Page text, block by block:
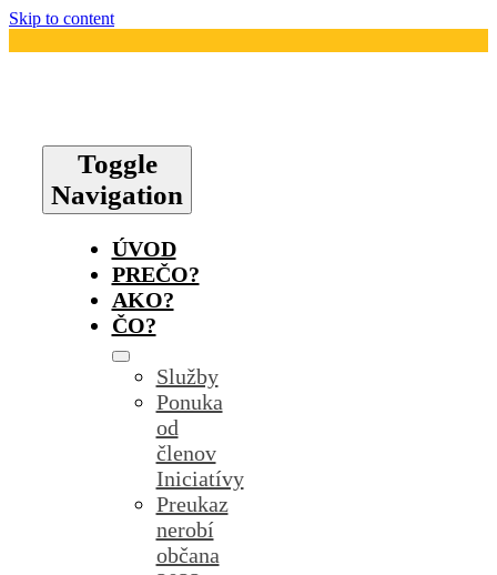
Skip to content
Toggle
Navigation
ÚVOD
PREČO?
AKO?
ČO?
Služby
Ponuka
od
členov
Iniciatívy
Preukaz
nerobí
občana